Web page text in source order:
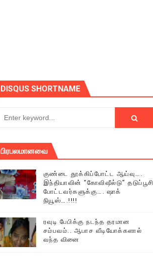
அழைக்கின்றோம்.
(செய்தியும்,படங்களும்..)
திரண்ட தமிழ்மக்கள்!!
DISQUS SHORTNAME
பிரபலமானவை
குண்டை தூக்கிப்போட்ட ஆய்வு….
இந்தியாவின் “கோவிஷீல்டு” தடுப்பூசி
போட்டவர்களுக்கு…. ஷாக்
நியூஸ்….!!!!
ரவுடி பேபிக்கு நடந்த தரமான
சம்பவம்.. ஆபாச வீடியோக்களால்
வந்த வினை